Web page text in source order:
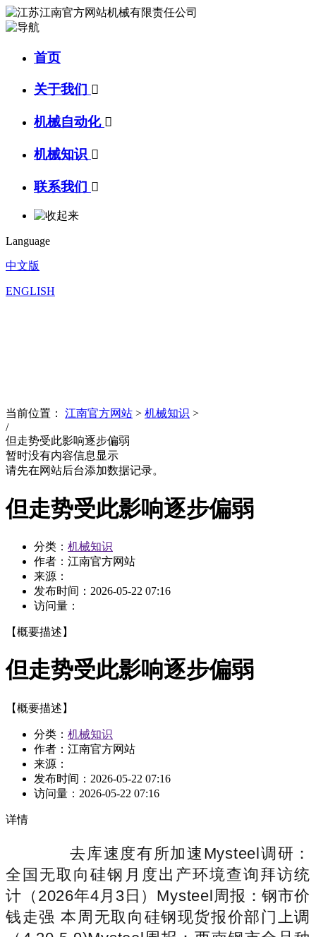
首页
关于我们 
机械自动化 
机械知识 
联系我们 
Language
中文版
ENGLISH
当前位置： 江南官方网站 > 机械知识 >
/
但走势受此影响逐步偏弱
暂时没有内容信息显示
请先在网站后台添加数据记录。
但走势受此影响逐步偏弱
分类： 机械知识
作者：江南官方网站
来源：
发布时间： 2026-05-22 07:16
访问量：
【概要描述】
但走势受此影响逐步偏弱
【概要描述】
分类： 机械知识
作者：江南官方网站
来源：
发布时间： 2026-05-22 07:16
访问量： 2026-05-22 07:16
详情
去库速度有所加速Mysteel调研：
全国无取向硅钢月度出产环境查询拜访统
计（2026年4月3日）Mysteel周报：钢市价
钱走强 本周无取向硅钢现货报价部门上调